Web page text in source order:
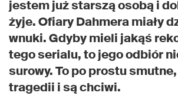
jestem już starszą osobą i
żyje. Ofiary Dahmera miały
wnuki. Gdyby mieli jakąś
tego serialu, to jego odbiór
surowy. To po prostu
tragedii i są chciwi.